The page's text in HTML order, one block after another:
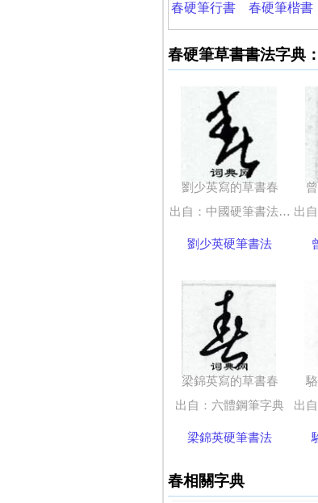
春硬筆行書 春硬筆楷書
春硬筆草書書法字典：
劉少英寫的草書春
出自：中國硬筆書法字典
劉少英硬筆書法
出自
梁錦英寫的草書春
出自：六體鋼筆字典
梁錦英硬筆書法
出自：
春相關字典